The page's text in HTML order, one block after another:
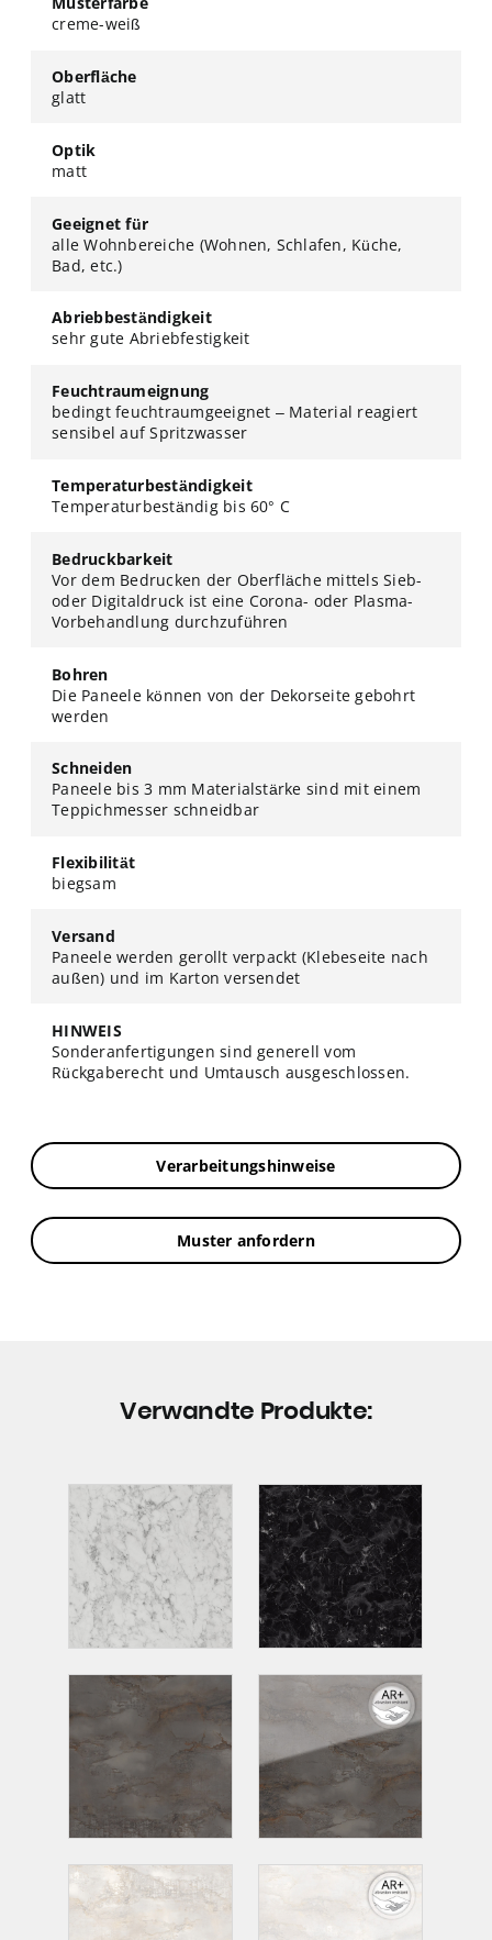
creme-weiß
Oberfläche
glatt
Optik
matt
Geeignet für
alle Wohnbereiche (Wohnen, Schlafen, Küche,
Bad, etc.)
Abriebbeständigkeit
sehr gute Abriebfestigkeit
Feuchtraumeignung
bedingt feuchtraumgeeignet – Material reagiert
sensibel auf Spritzwasser
Temperaturbeständigkeit
Temperaturbeständig bis 60° C
Bedruckbarkeit
Vor dem Bedrucken der Oberfläche mittels Sieb-
oder Digitaldruck ist eine Corona- oder Plasma-
Vorbehandlung durchzuführen
Bohren
Die Paneele können von der Dekorseite gebohrt
werden
Schneiden
Paneele bis 3 mm Materialstärke sind mit einem
Teppichmesser schneidbar
Flexibilität
biegsam
Versand
Paneele werden gerollt verpackt (Klebeseite nach
außen) und im Karton versendet
HINWEIS
Sonderanfertigungen sind generell vom
Rückgaberecht und Umtausch ausgeschlossen.
Verarbeitungshinweise
Muster anfordern
Verwandte Produkte: